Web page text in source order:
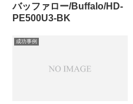
バッファロー/Buffalo/HD-
PE500U3-BK
成功事例